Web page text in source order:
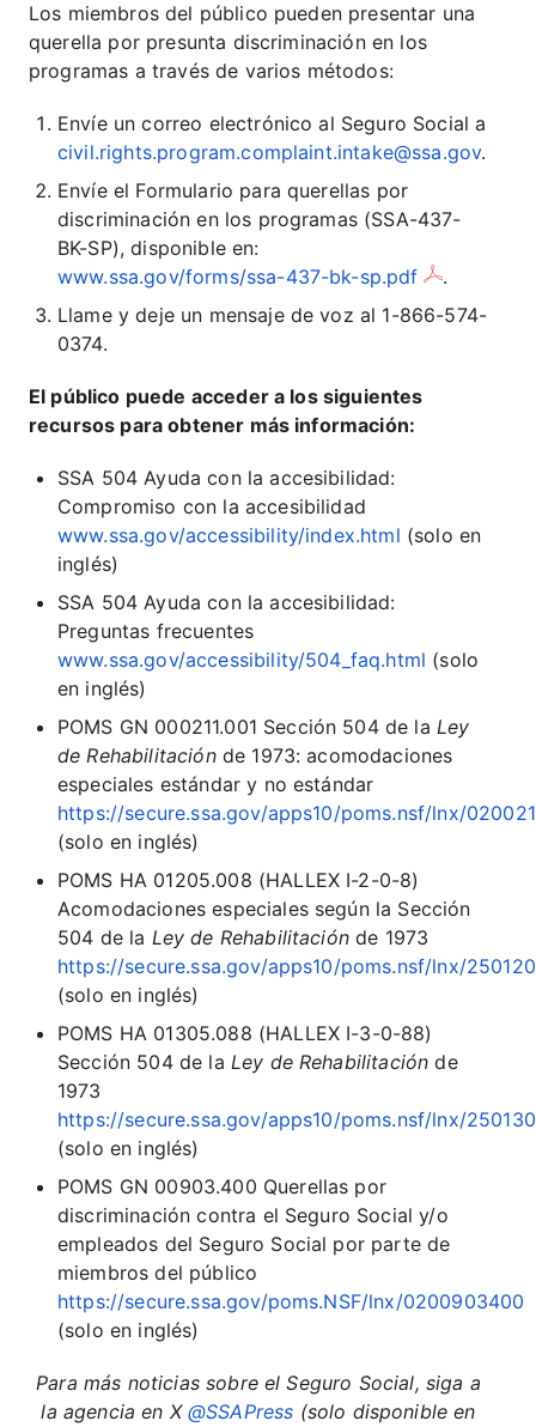
Los miembros del público pueden presentar una
querella por presunta discriminación en los
programas a través de varios métodos:
Envíe un correo electrónico al Seguro Social a
civil.rights.program.complaint.intake@ssa.gov.
Envíe el Formulario para querellas por
discriminación en los programas (SSA-437-
BK-SP), disponible en:
www.ssa.gov/forms/ssa-437-bk-sp.pdf
.
Llame y deje un mensaje de voz al 1-866-574-
0374.
El público puede acceder a los siguientes
recursos para obtener más información:
SSA 504 Ayuda con la accesibilidad:
Compromiso con la accesibilidad
www.ssa.gov/accessibility/index.html (solo en
inglés)
SSA 504 Ayuda con la accesibilidad:
Preguntas frecuentes
www.ssa.gov/accessibility/504_faq.html (solo
en inglés)
POMS GN 000211.001 Sección 504 de la Ley
de Rehabilitaciónde 1973: acomodaciones
especiales estándar y no estándar
https://secure.ssa.gov/apps10/poms.nsf/lnx/
(solo en inglés)
POMS HA 01205.008 (HALLEX I-2-0-8)
Acomodaciones especiales según la Sección
504 de la Ley de Rehabilitaciónde 1973
https://secure.ssa.gov/apps10/poms.nsf/lnx/
(solo en inglés)
POMS HA 01305.088 (HALLEX I-3-0-88)
Sección 504 de la Ley de Rehabilitación de
1973
https://secure.ssa.gov/apps10/poms.nsf/lnx/
(solo en inglés)
POMS GN 00903.400 Querellas por
discriminación contra el Seguro Social y/o
empleados del Seguro Social por parte de
miembros del público
https://secure.ssa.gov/poms.NSF/lnx/0200903400
(solo en inglés)
Para más noticias sobre el Seguro Social, siga a
la agencia en X @SSAPress (solo disponible en